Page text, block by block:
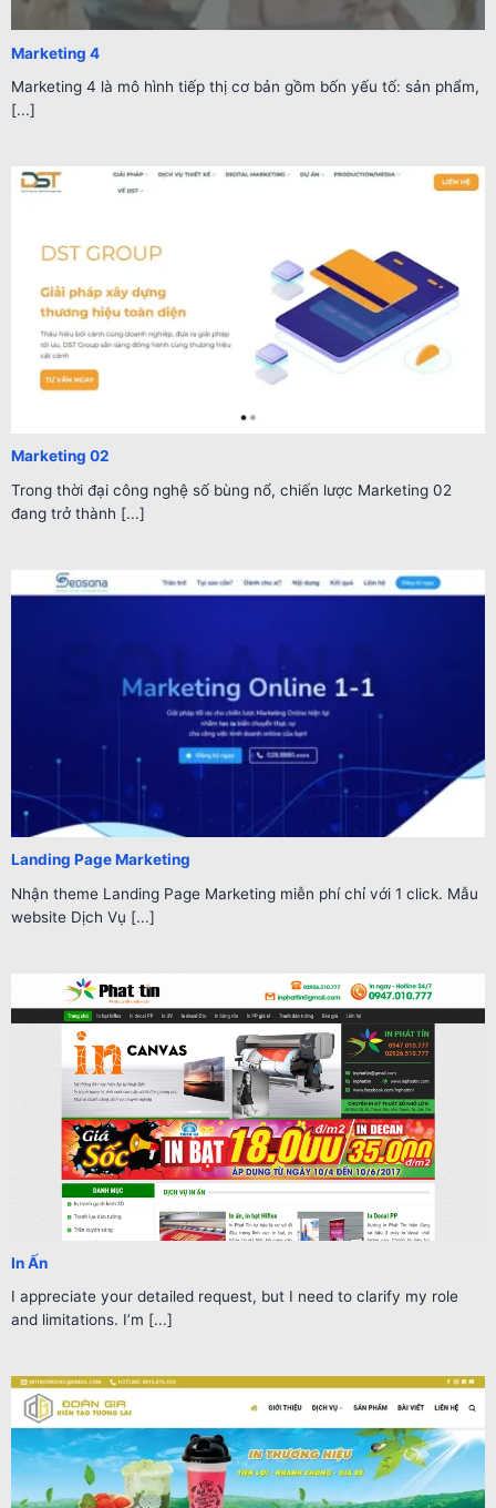
Marketing 4
Marketing 4 là mô hình tiếp thị cơ bản gồm bốn yếu tố: sản phẩm,
[...]
Marketing 02
Trong thời đại công nghệ số bùng nổ, chiến lược Marketing 02
đang trở thành [...]
Landing Page Marketing
Nhận theme Landing Page Marketing miễn phí chỉ với 1 click. Mẫu
website Dịch Vụ [...]
In Ấn
I appreciate your detailed request, but I need to clarify my role
and limitations. I’m [...]